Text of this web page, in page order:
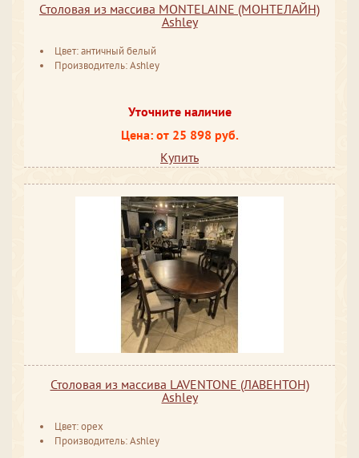
Столовая из массива MONTELAINE (МОНТЕЛАЙН)
Ashley
Цвет: античный белый
Производитель: Ashley
Уточните наличие
Цена: от 25 898 руб.
Купить
Столовая из массива LAVENTONE (ЛАВЕНТОН)
Ashley
Цвет: орех
Производитель: Ashley